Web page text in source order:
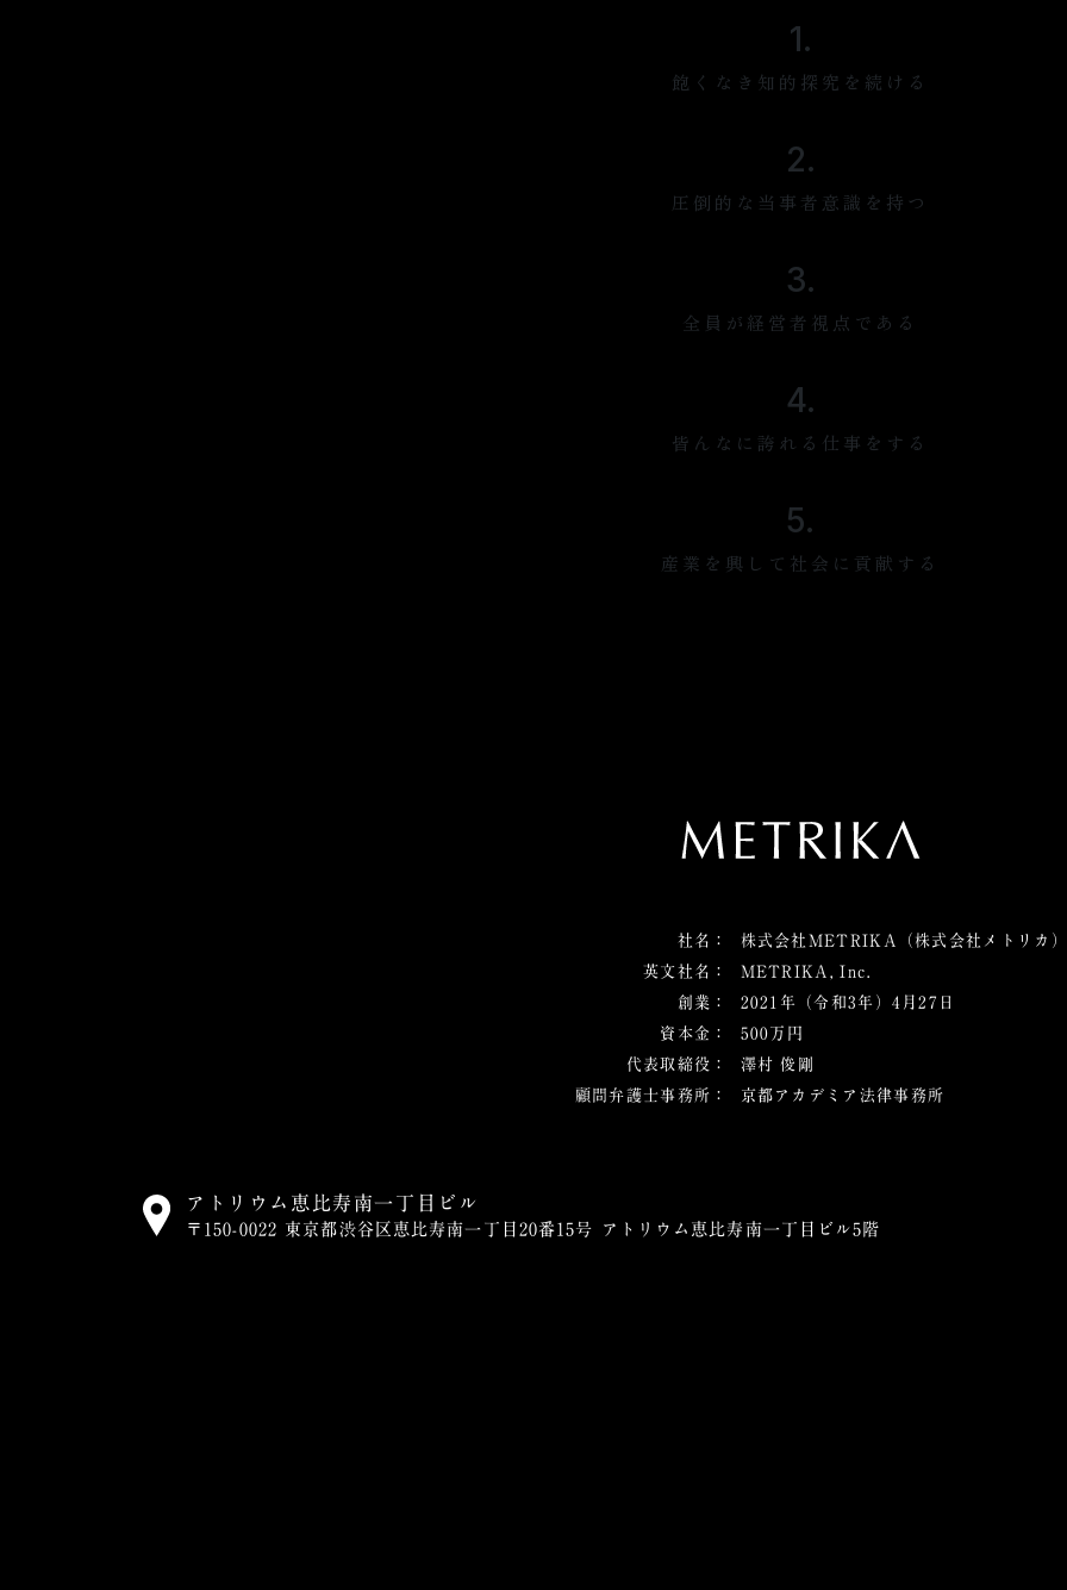
1.
飽くなき知的探究を続ける
2.
圧倒的な当事者意識を持つ
3.
全員が経営者視点である
4.
皆んなに誇れる仕事をする
5.
産業を興して社会に貢献する
社名 ：
株式会社METRIKA（株式会社メトリカ）
英文社名 ：
METRIKA, Inc.
創業 ：
2021年（令和3年）4月27日
資本金 ：
500万円
代表取締役 ：
澤村 俊剛
顧問弁護士事務所 ： 京都アカデミア法律事務所
アトリウム恵比寿南一丁目ビル
〒150-0022 東京都渋谷区恵比寿南一丁目20番15号 アトリウム恵比寿南一丁目ビル5階